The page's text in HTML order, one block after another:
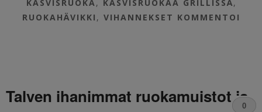
KASVISRUOKA , KASVISRUOKAA GRILLISSÄ,
RUOKAHÄVIKKI ,VIHANNEKSET KOMMENTOI
Talven ihanimmat ruokamuistot ja
0